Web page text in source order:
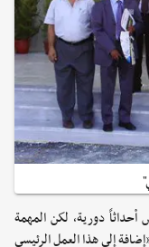
أحداثاً دورية، لكن المهمة
إلى هذا العمل الرئيسي